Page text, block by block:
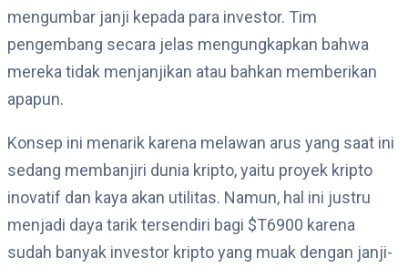
mengumbar janji kepada para investor. Tim
pengembang secara jelas mengungkapkan bahwa
mereka tidak menjanjikan atau bahkan memberikan
apapun.
Konsep ini menarik karena melawan arus yang saat ini
sedang membanjiri dunia kripto, yaitu proyek kripto
inovatif dan kaya akan utilitas. Namun, hal ini justru
menjadi daya tarik tersendiri bagi $T6900 karena
sudah banyak investor kripto yang muak dengan janji-